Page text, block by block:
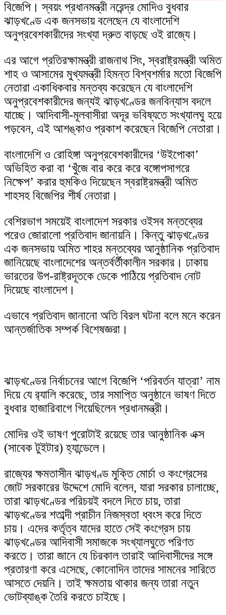
skin
বিজেপি। স্বয়ং প্রধানমন্ত্রী নরেন্দ্র মোদিও বুধবার
ঝাড়খণ্ডে এক জনসভায় বলেছেন যে বাংলাদেশি
অনুপ্রবেশকারীদের সংখ্যা দ্রুত বাড়ছে ওই রাজ্যে।
এর আগে প্রতিরক্ষামন্ত্রী রাজনাথ সিং, স্বরাষ্ট্রমন্ত্রী অমিত
শাহ ও আসামের মুখ্যমন্ত্রী হিমন্ত বিশ্বশর্মার মতো বিজেপি
নেতারা একাধিকবার মন্তব্য করেছেন যে বাংলাদেশি
অনুপ্রবেশকারীদের জন্যই ঝাড়খণ্ডের জনবিন্যাস বদলে
যাচ্ছে। আদিবাসী-মূলবাসীরা অদূর ভবিষ্যতে সংখ্যালঘু হয়ে
পড়বেন, এই আশঙ্কাও প্রকাশ করেছেন বিজেপি নেতারা।
বাংলাদেশি ও রোহিঙ্গা অনুপ্রবেশকারীদের ‘উইপোকা’
অভিহিত করা বা ‘খুঁজে বার করে করে বঙ্গোপসাগরে
নিক্ষেপ’ করার হুমকিও দিয়েছেন স্বরাষ্ট্রমন্ত্রী অমিত
শাহসহ বিজেপির শীর্ষ নেতারা।
বেশিরভাগ সময়েই বাংলাদেশ সরকার ওইসব মন্তব্যের
পরেও জোরালো প্রতিবাদ জানায়নি। কিন্তু ঝাড়খণ্ডের
এক জনসভায় অমিত শাহর মন্তব্যের আনুষ্ঠানিক প্রতিবাদ
জানিয়েছে বাংলাদেশের অন্তর্বর্তীকালীন সরকার। ঢাকায়
ভারতের উপ-রাষ্ট্রদূতকে ডেকে পাঠিয়ে প্রতিবাদ নোট
দিয়েছে বাংলাদেশ।
এভাবে প্রতিবাদ জানানো অতি বিরল ঘটনা বলে মনে করেন
আন্তর্জাতিক সম্পর্ক বিশেষজ্ঞরা।
ঝাড়খণ্ডের নির্বাচনের আগে বিজেপি ‘পরিবর্তন যাত্রা’ নাম
দিয়ে যে র‍্যালি করেছে, তার সমাপ্তি অনুষ্ঠানে ভাষণ দিতে
বুধবার হাজারিবাগে গিয়েছিলেন প্রধানমন্ত্রী।
মোদির ওই ভাষণ পুরোটাই রয়েছে তার আনুষ্ঠানিক এক্স
(সাবেক টুইটার) হ্যান্ডেলে।
রাজ্যের ক্ষমতাসীন ঝাড়খণ্ড মুক্তি মোর্চা ও কংগ্রেসের
জোট সরকারের উদ্দেশে মোদি বলেন, যারা সরকার চালাচ্ছে,
তারা ঝাড়খণ্ডের পরিচয়ই বদলে দিতে চায়, তারা
ঝাড়খণ্ডের শতাব্দী প্রাচীন নিজস্বতা ধ্বংস করে দিতে
চায়। এদের কর্তৃত্ব যাদের হাতে সেই কংগ্রেস চায়
ঝাড়খণ্ডের আদিবাসী সমাজকে সংখ্যালঘুতে পরিণত
করতে। তারা জানে যে চিরকাল তারাই আদিবাসীদের সঙ্গে
প্রতারণা করে এসেছে, কোনোদিন তাদের সামনের সারিতে
আসতে দেয়নি। তাই ক্ষমতায় থাকার জন্য তারা নতুন
ভোটব্যাঙ্ক তৈরি করতে চাইছে।